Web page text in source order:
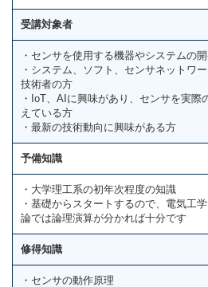
受講対象者
・センサを使用する機器やシステムの
・システム、ソフト、センサネットワ
技術者の方
・IoT、AIに興味があり、センサを実際
えている方
・最新の技術動向に興味がある方
予備知識
・大学理工系の初年次程度の知識
・基礎からスタートするので、電気工
論では論理演算が分かれば十分です
修得知識
・センサの動作原理